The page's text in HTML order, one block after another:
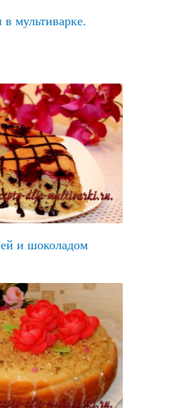
мультиварке.
и шоколадом